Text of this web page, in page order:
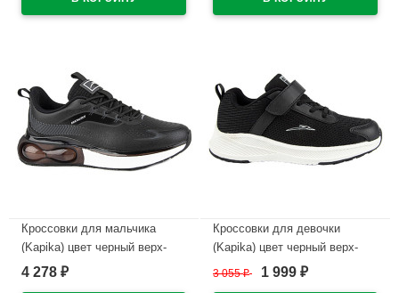
ряд 38-42 артикул 74873-1
ряд 38-42 артикул 74851-2
Кроссовки для мальчика
(Kapika) цвет черный верх-
текстиль/исккусственная
4 278 ₽
Кроссовки для девочки
(Kapika) цвет черный верх-
текстиль подкладка-текстиль/
3 055₽ 1 999 ₽